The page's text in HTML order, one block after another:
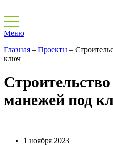
Меню
Главная – Проекты –
ключ
манежей под
1 ноября 2023